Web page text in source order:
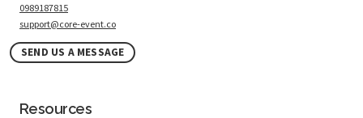
0989187815
support@core-event.co
SEND US A MESSAGE
Resources